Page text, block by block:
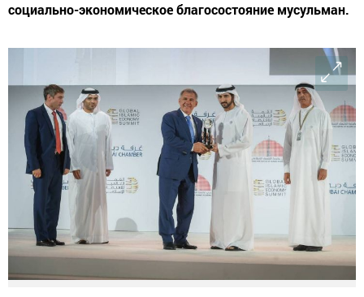
социально-экономическое благосостояние мусульман.